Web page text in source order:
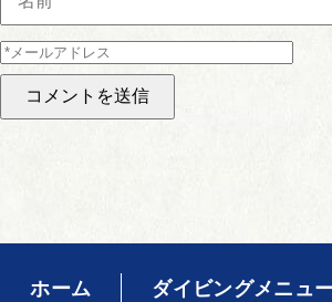
ホーム ダイビングメニュ